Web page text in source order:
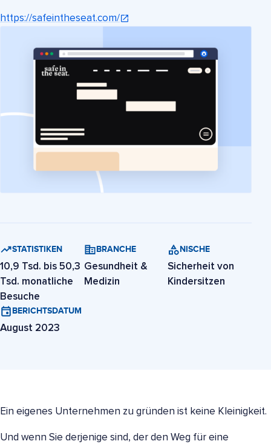
https://safeintheseat.com/
STATISTIKEN
10,9 Tsd. bis 50,3
Tsd. monatliche
Besuche
BRANCHE
Gesundheit &
Medizin
NISCHE
Sicherheit von
Kindersitzen
BERICHTSDATUM
August 2023
Ein eigenes Unternehmen zu gründen ist keine Kleinigkeit.
Und wenn Sie derjenige sind, der den Weg für eine